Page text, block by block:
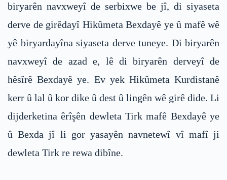
biryarên navxweyî de serbixwe be jî, di siyaseta
derve de girêdayî Hikûmeta Bexdayê ye û mafê wê
yê biryardayîna siyaseta derve tuneye. Di biryarên
navxweyî de azad e, lê di biryarên derveyî de
hêsîrê Bexdayê ye. Ev yek Hikûmeta Kurdistanê
kerr û lal û kor dike û dest û lingên wê girê dide. Li
dijderketina êrîşên dewleta Tirk mafê Bexdayê ye
û Bexda jî li gor yasayên navnetewî vî mafî ji
dewleta Tirk re rewa dibîne.